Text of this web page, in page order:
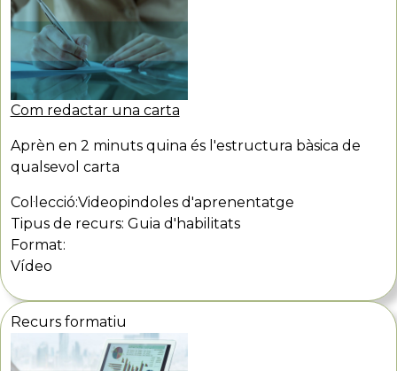
Com redactar una carta
Aprèn en 2 minuts quina és l'estructura bàsica de
qualsevol carta
Col·lecció:Videopindoles d'aprenentatge
Tipus de recurs: Guia d'habilitats
Format:
Vídeo
Recurs formatiu